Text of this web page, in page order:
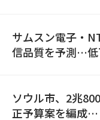
サムスン電子・
信品質を予測…
ソウル市、2兆
正予算案を編成